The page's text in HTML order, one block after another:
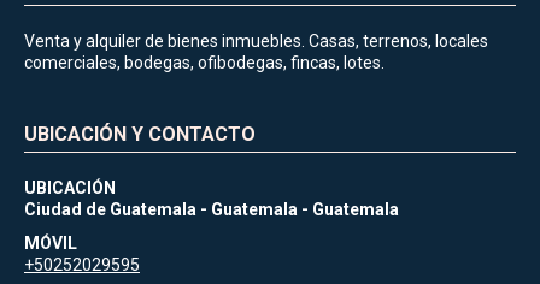
Venta y alquiler de bienes inmuebles. Casas, terrenos, locales
comerciales, bodegas, ofibodegas, fincas, lotes.
UBICACIÓN Y CONTACTO
UBICACIÓN
Ciudad de Guatemala - Guatemala - Guatemala
MÓVIL
+50252029595